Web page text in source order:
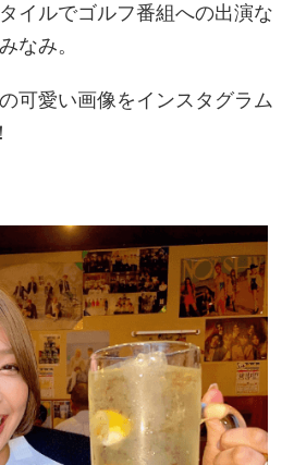
イルでゴルフ番組への出演な
なみ。
可愛い画像をインスタグラム